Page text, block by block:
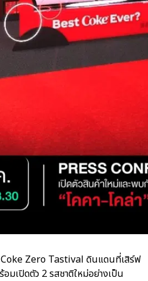
Coke Zero Tastival ดินแดนที่เสิร์ฟ
อมเปิดตัว 2 รสชาติใหม่อย่างเป็น